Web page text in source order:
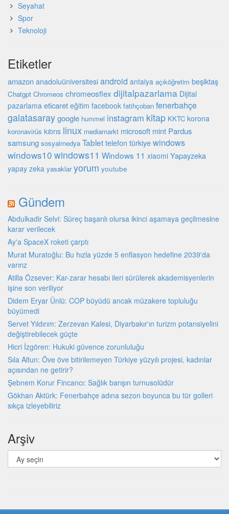
Seyahat
Spor
Teknoloji
Etiketler
amazon anadoluüniversitesi android antalya açıköğretim beşiktaş
Chatgpt Chromeos chromeosflex dijitalpazarlama Dijital
pazarlama eticaret eğitim facebook fatihçoban fenerbahçe
galatasaraygoogle hummel instagram kitap KKTC korona
koronavirüs kıbrıs linux mediamarkt microsoft mint Pardus
samsung sosyalmedya Tablet telefon türkiyewindows
windows10 windows11 Windows 11 xiaomi Yapayzeka
yapay zeka yasaklar yorum youtube
Gündem
Abdulkadir Selvi: Süreç başarılı olursa ikinci aşamaya geçilmesine
karar verilecek
Ay'a SpaceX roketi çarptı
Murat Muratoğlu: Bu hızla yüzde 5 enflasyon hedefine 2039'da
varırız
Atilla Özsever: Kar-zarar hesabı ileri sürülerek akademisyenlerin
işine son veriliyor
Didem Eryar Ünlü: COP büyüdü ancak müzakere topluluğu
büyümedi
Servet Yıldırım: Zerzevan Kalesi, Diyarbakır'ın turizm potansiyelini
değiştirebilecek güçte
Hicri İzgören: Hukuki güvence zorunluluğu
Sıla Altun: Öve öve bitirilemeyen Türkiye yüzyılı projesi, kadınlar
açısından ne getirir?
Şebnem Korur Fincancı: Sağlık barışın turnusolüdür
Gökhan Aktürk: Fenerbahçe adına sezon boyunca bu tür golleri
sıkça izleyebiliriz
Arşiv
Arşiv